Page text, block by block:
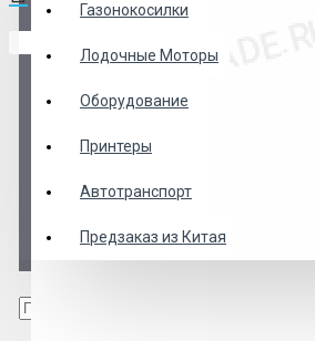
Газонокосилки
Лодочные Моторы
Оборудование
Принтеры
Автотранспорт
Предзаказ из Китая